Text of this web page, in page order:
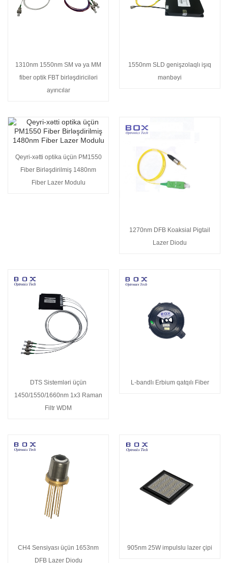
1310nm 1550nm SM və ya MM
fiber optik FBT birləşdiriciləri
ayırıcılar
1550nm SLD genişzolaqlı işıq
mənbəyi
Qeyri-xətti optika üçün PM1550
Fiber Birləşdirilmiş 1480nm
Fiber Lazer Modulu
1270nm DFB Koaksial Pigtail
Lazer Diodu
DTS Sistemləri üçün
1450/1550/1660nm 1x3 Raman
Filtr WDM
L-bandlı Erbium qatqılı Fiber
CH4 Sensiyası üçün 1653nm
DFB Lazer Diodu
905nm 25W impulslu lazer çipi